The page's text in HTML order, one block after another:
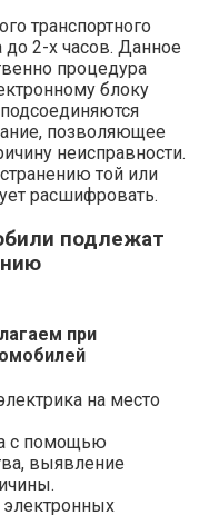
транспортного
до 2-х часов. Данное
процедура
блоку
позволяющее
неисправности.
той или
расшифровать.
подлежат
при
на место
с помощью
выявление
электронных